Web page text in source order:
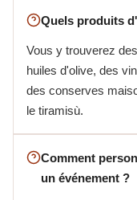
Quels produits
Vous y trouverez
huiles d'olive, des
des conserves
le tiramisù.
Comment
un événement ?